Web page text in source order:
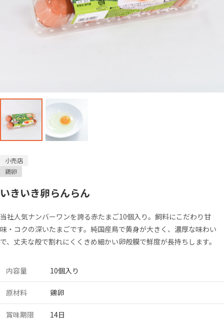
小売店
鶏卵
いきいき卵らんらん
当社人気ナンバーワンを誇る赤たまご10個入り。飼料にこだわり甘
味・コクの深いたまごです。純国産鳥で黄身が大きく、濃厚な味わい
で、丈夫な殻で割れにくくきめ細かい卵殻膜で鮮度が長持ちします。
内容量 10個入り
原材料 鶏卵
賞味期限 14日